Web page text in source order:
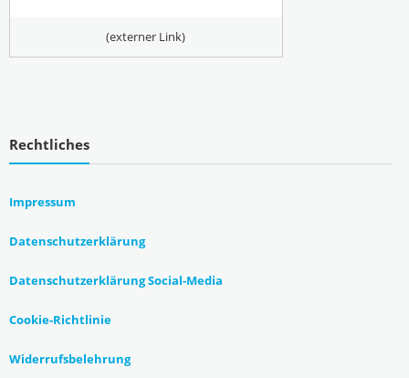
(externer Link)
Rechtliches
Impressum
Datenschutzerklärung
Datenschutzerklärung Social-Media
Cookie-Richtlinie
Widerrufsbelehrung